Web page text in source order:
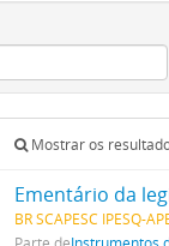
Mostrar os
Ementário da
BR SCAPESC IPESQ-